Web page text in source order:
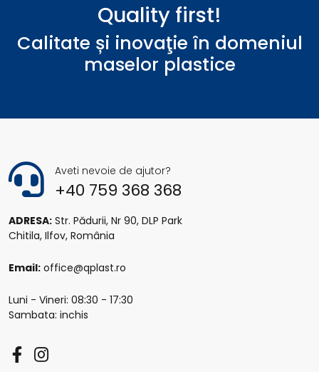
Quality first!
Calitate și inovaţie în domeniul
maselor plastice
Aveti nevoie de ajutor?
+40 759 368 368
ADRESA: Str. Pădurii, Nr 90, DLP Park
Chitila, Ilfov, România
Email: office@qplast.ro
Luni - Vineri: 08:30 - 17:30
Sambata: inchis